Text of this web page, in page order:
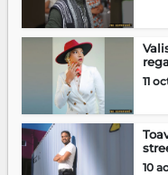
11
10